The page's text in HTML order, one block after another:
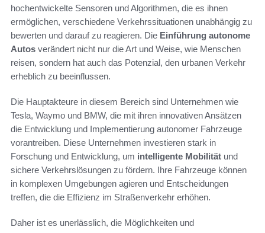
hochentwickelte Sensoren und Algorithmen, die es ihnen
ermöglichen, verschiedene Verkehrssituationen unabhängig zu
bewerten und darauf zu reagieren. Die Einführung autonome
Autos verändert nicht nur die Art und Weise, wie Menschen
reisen, sondern hat auch das Potenzial, den urbanen Verkehr
erheblich zu beeinflussen.
Die Hauptakteure in diesem Bereich sind Unternehmen wie
Tesla, Waymo und BMW, die mit ihren innovativen Ansätzen
die Entwicklung und Implementierung autonomer Fahrzeuge
vorantreiben. Diese Unternehmen investieren stark in
Forschung und Entwicklung, um intelligente Mobilität und
sichere Verkehrslösungen zu fördern. Ihre Fahrzeuge können
in komplexen Umgebungen agieren und Entscheidungen
treffen, die die Effizienz im Straßenverkehr erhöhen.
Daher ist es unerlässlich, die Möglichkeiten und